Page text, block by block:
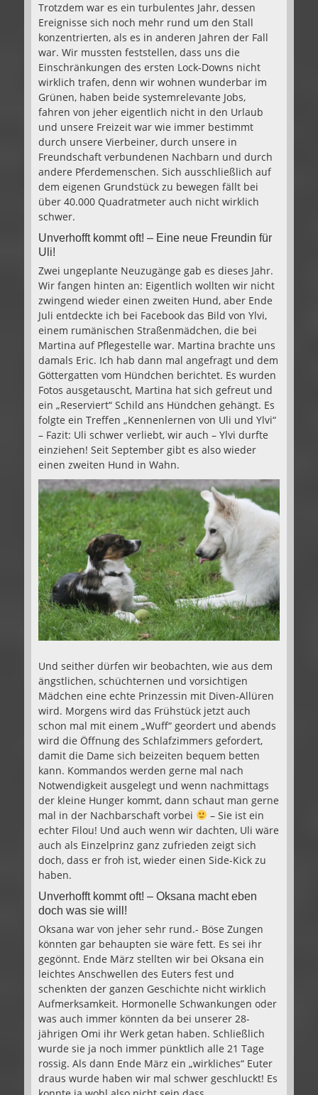
Trotzdem war es ein turbulentes Jahr, dessen
Ereignisse sich noch mehr rund um den Stall
konzentrierten, als es in anderen Jahren der Fall
war. Wir mussten feststellen, dass uns die
Einschränkungen des ersten Lock-Downs nicht
wirklich trafen, denn wir wohnen wunderbar im
Grünen, haben beide systemrelevante Jobs,
fahren von jeher eigentlich nicht in den Urlaub
und unsere Freizeit war wie immer bestimmt
durch unsere Vierbeiner, durch unsere in
Freundschaft verbundenen Nachbarn und durch
andere Pferdemenschen. Sich ausschließlich auf
dem eigenen Grundstück zu bewegen fällt bei
über 40.000 Quadratmeter auch nicht wirklich
schwer.
Unverhofft kommt oft! – Eine neue Freundin für
Uli!
Zwei ungeplante Neuzugänge gab es dieses Jahr.
Wir fangen hinten an: Eigentlich wollten wir nicht
zwingend wieder einen zweiten Hund, aber Ende
Juli entdeckte ich bei Facebook das Bild von Ylvi,
einem rumänischen Straßenmädchen, die bei
Martina auf Pflegestelle war. Martina brachte uns
damals Eric. Ich hab dann mal angefragt und dem
Göttergatten vom Hündchen berichtet. Es wurden
Fotos ausgetauscht, Martina hat sich gefreut und
ein „Reserviert“ Schild ans Hündchen gehängt. Es
folgte ein Treffen „Kennenlernen von Uli und Ylvi“
– Fazit: Uli schwer verliebt, wir auch – Ylvi durfte
einziehen! Seit September gibt es also wieder
einen zweiten Hund in Wahn.
Und seither dürfen wir beobachten, wie aus dem
ängstlichen, schüchternen und vorsichtigen
Mädchen eine echte Prinzessin mit Diven-Allüren
wird. Morgens wird das Frühstück jetzt auch
schon mal mit einem „Wuff“ geordert und abends
wird die Öffnung des Schlafzimmers gefordert,
damit die Dame sich beizeiten bequem betten
kann. Kommandos werden gerne mal nach
Notwendigkeit ausgelegt und wenn nachmittags
der kleine Hunger kommt, dann schaut man gerne
mal in der Nachbarschaft vorbei
– Sie ist ein
echter Filou! Und auch wenn wir dachten, Uli wäre
auch als Einzelprinz ganz zufrieden zeigt sich
doch, dass er froh ist, wieder einen Side-Kick zu
haben.
Unverhofft kommt oft! – Oksana macht eben
doch was sie will!
Oksana war von jeher sehr rund.- Böse Zungen
könnten gar behaupten sie wäre fett. Es sei ihr
gegönnt. Ende März stellten wir bei Oksana ein
leichtes Anschwellen des Euters fest und
schenkten der ganzen Geschichte nicht wirklich
Aufmerksamkeit. Hormonelle Schwankungen oder
was auch immer könnten da bei unserer 28-
jährigen Omi ihr Werk getan haben. Schließlich
wurde sie ja noch immer pünktlich alle 21 Tage
rossig. Als dann Ende März ein „wirkliches“ Euter
draus wurde haben wir mal schwer geschluckt! Es